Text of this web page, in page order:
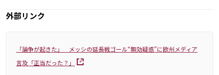
外部リンク
「論争が起きた」 メッシの延長戦ゴール“無効疑惑”に欧州メディア
言及「正当だった？」